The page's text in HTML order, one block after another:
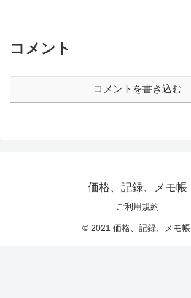
コメント
コメントを書き込む
価格、記録、メモ帳
ご利用規約
© 2021 価格、記録、メモ帳.